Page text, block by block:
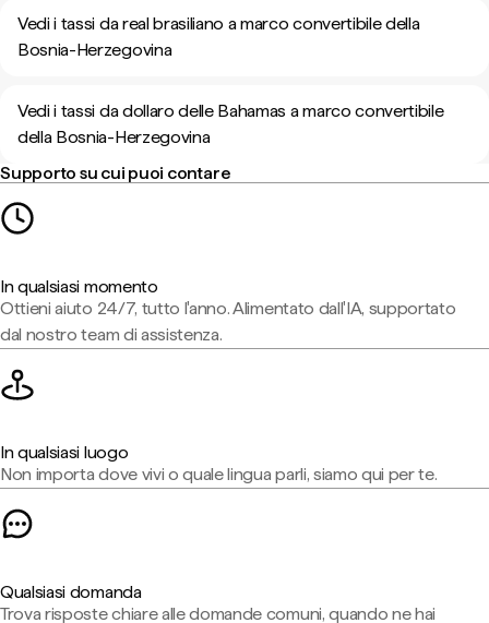
Vedi i tassi da real brasiliano a marco convertibile della
Bosnia-Herzegovina
Vedi i tassi da dollaro delle Bahamas a marco convertibile
della Bosnia-Herzegovina
Supporto su cui puoi contare
In qualsiasi momento
Ottieni aiuto 24/7, tutto l'anno. Alimentato dall'IA, supportato
dal nostro team di assistenza.
In qualsiasi luogo
Non importa dove vivi o quale lingua parli, siamo qui per te.
Qualsiasi domanda
Trova risposte chiare alle domande comuni, quando ne hai